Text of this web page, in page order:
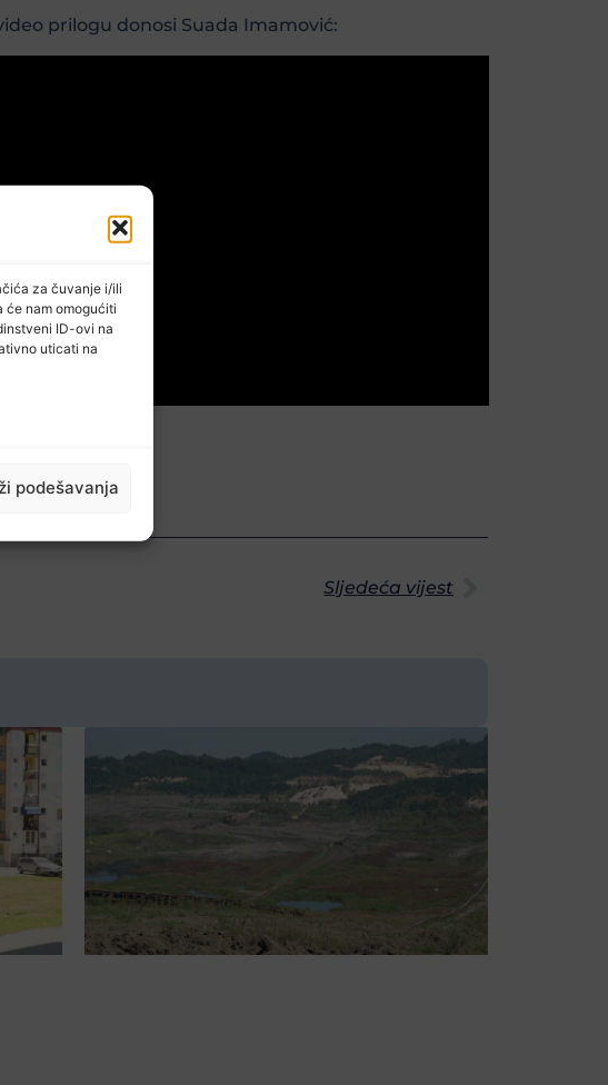
za čuvanje i/ili
će nam omogućiti
ID-ovi na
uticati na
podešavanja
prilogu donosi Suada Imamović:
Sljedeća vijest